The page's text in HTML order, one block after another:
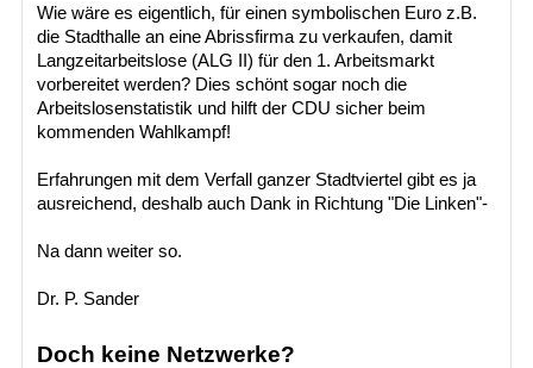
Wie wäre es eigentlich, für einen symbolischen Euro z.B.
die Stadthalle an eine Abrissfirma zu verkaufen, damit
Langzeitarbeitslose (ALG II) für den 1. Arbeitsmarkt
vorbereitet werden? Dies schönt sogar noch die
Arbeitslosenstatistik und hilft der CDU sicher beim
kommenden Wahlkampf!
Erfahrungen mit dem Verfall ganzer Stadtviertel gibt es ja
ausreichend, deshalb auch Dank in Richtung "Die Linken"-
Na dann weiter so.
Dr. P. Sander
Doch keine Netzwerke?